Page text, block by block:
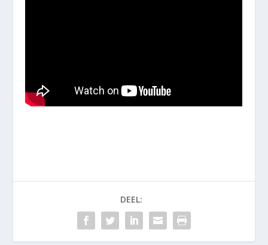
DEEL: